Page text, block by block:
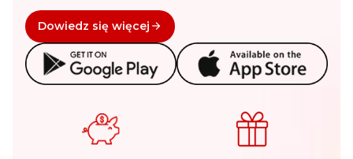
Dowiedz się więcej